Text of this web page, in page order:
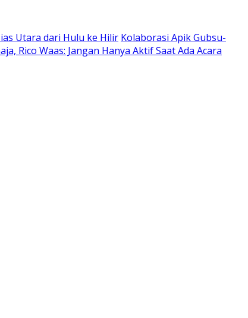
Utara dari Hulu ke Hilir Kolaborasi Apik Gubsu-
Rico Waas: Jangan Hanya Aktif Saat Ada Acara